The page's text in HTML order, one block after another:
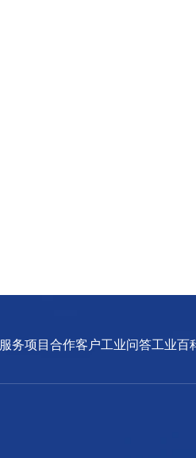
服务项目合作客户工业问答工业百